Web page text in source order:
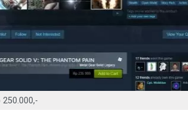
250.000,-